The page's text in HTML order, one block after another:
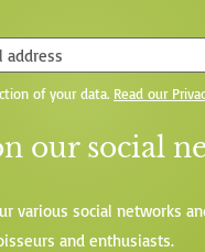
of your data. Read our
our social
various social networks
and enthusiasts.